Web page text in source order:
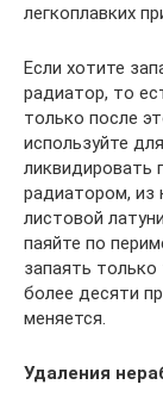
легкоплавких
Если хотите
радиатор, то
только после
используйте
ликвидировать
радиатором, из
листовой
паяйте по
запаять
более десяти
меняется.
Удаления